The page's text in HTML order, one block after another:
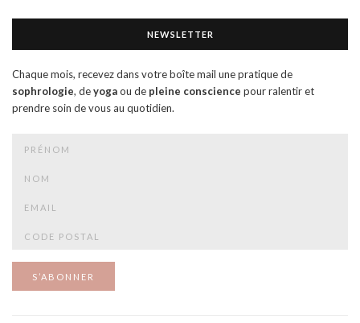
NEWSLETTER
Chaque mois, recevez dans votre boîte mail une pratique de
sophrologie, deyogaou de pleine conscience pour ralentir et
prendre soin de vous au quotidien.
S’ABONNER